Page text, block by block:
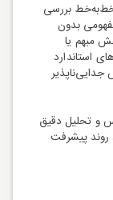
بررسی
بدون
مبهم یا
استاندارد
و تحلیل دقیق
روند پیشرفت